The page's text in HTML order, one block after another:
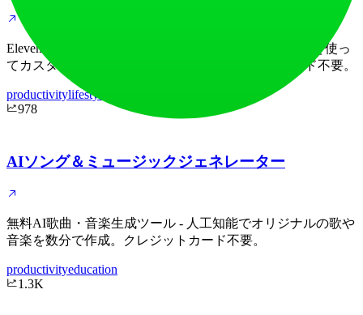
Eleven Music AI - 究極のAI音楽生成ツール。人工知能を使っ
てカスタム曲や音楽を数分で作成。クレジットカード不要。
productivitylifestyle
978
AIソング＆ミュージックジェネレーター
無料AI歌曲・音楽生成ツール - 人工知能でオリジナルの歌や
音楽を数分で作成。クレジットカード不要。
productivityeducation
1.3K